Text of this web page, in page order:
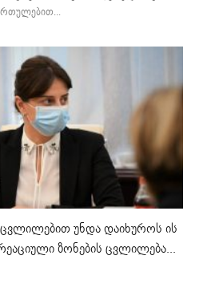
უნდა დაიხუროს ის
ზონების ცვლილება...